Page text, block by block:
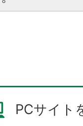
PCサイト